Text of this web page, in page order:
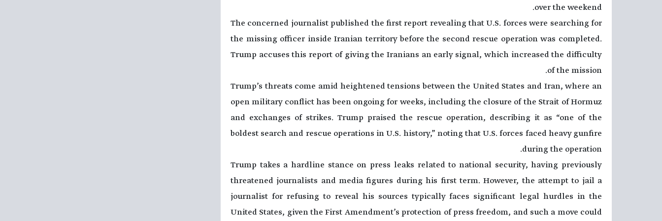
over the weekend.
The concerned journalist published the first report revealing that U.S. forces were searching for
the missing officer inside Iranian territory before the second rescue operation was completed.
Trump accuses this report of giving the Iranians an early signal, which increased the difficulty
of the mission.
Trump’s threats come amid heightened tensions between the United States and Iran, where an
open military conflict has been ongoing for weeks, including the closure of the Strait of Hormuz
and exchanges of strikes. Trump praised the rescue operation, describing it as “one of the
boldest search and rescue operations in U.S. history,” noting that U.S. forces faced heavy gunfire
during the operation.
Trump takes a hardline stance on press leaks related to national security, having previously
threatened journalists and media figures during his first term. However, the attempt to jail a
journalist for refusing to reveal his sources typically faces significant legal hurdles in the
United States, given the First Amendment’s protection of press freedom, and such a move could